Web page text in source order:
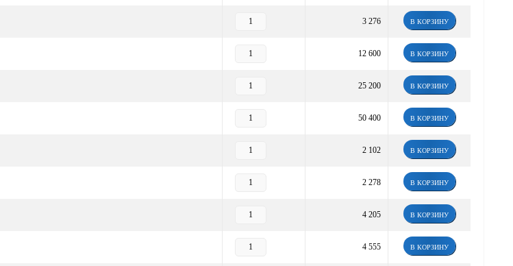
3 276 В КОРЗИНУ
12 600 В КОРЗИНУ
25 200 В КОРЗИНУ
50 400 В КОРЗИНУ
2 102 В КОРЗИНУ
2 278 В КОРЗИНУ
4 205 В КОРЗИНУ
4 555 В КОРЗИНУ